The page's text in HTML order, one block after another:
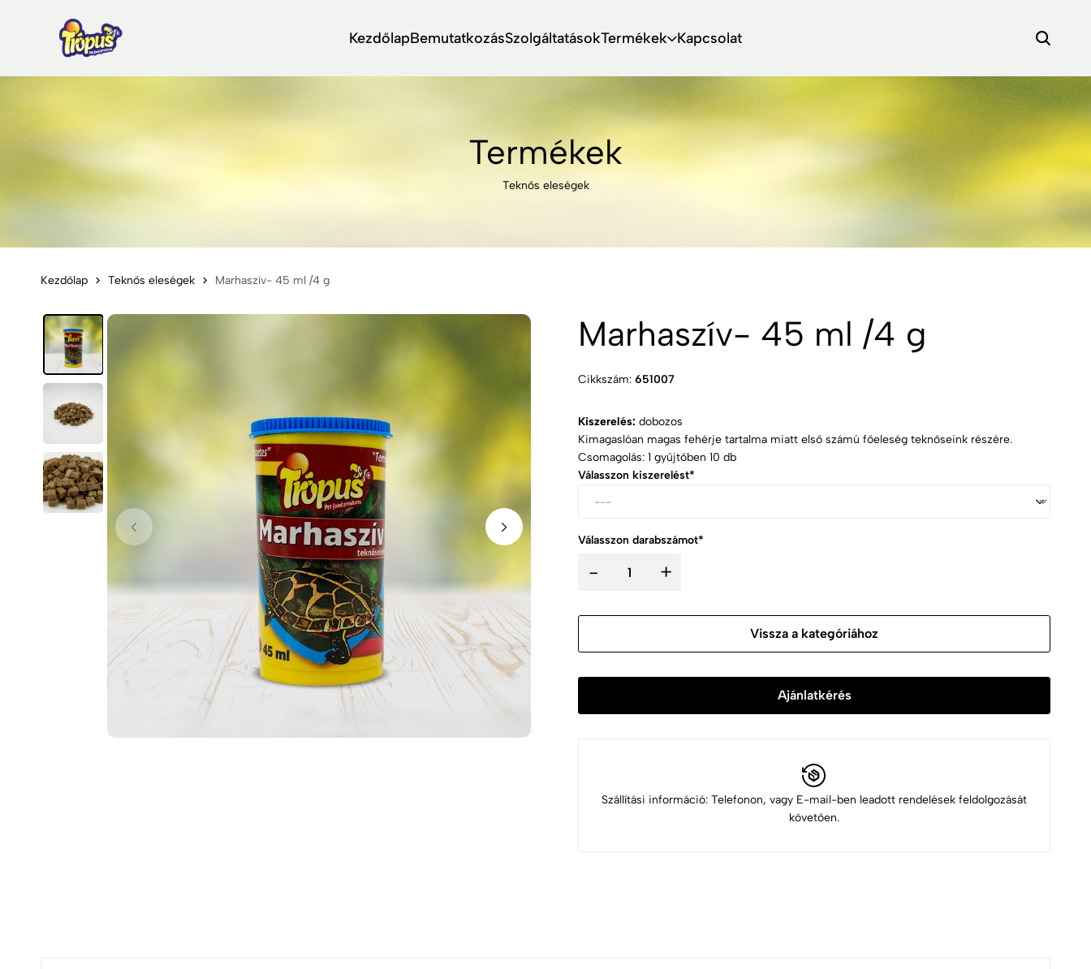
KezdőlapBemutatkozásSzolgáltatásokTermékek Kapcsolat
Termékek
Teknős eleségek
Kezdőlap Teknős eleségek Marhaszív- 45 ml /4 g
Marhaszív- 45 ml /4 g
Cikkszám: 651007
Kiszerelés: dobozos
Kimagaslóan magas fehérje tartalma miatt első számú főeleség teknőseink részére.
Csomagolás: 1 gyűjtőben 10 db
Válasszon kiszerelést*
Válasszon darabszámot*
- +
Vissza a kategóriához
Ajánlatkérés
Szállítási információ: Telefonon, vagy E-mail-ben leadott rendelések feldolgozását
követően.